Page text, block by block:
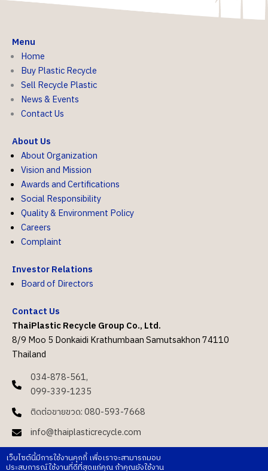
Menu
Home
Buy Plastic Recycle
Sell Recycle Plastic
News & Events
Contact Us
About Us
About Organization
Vision and Mission
Awards and Certifications
Social Responsibility
Quality & Environment Policy
Careers
Complaint
Investor Relations
Board of Directors
Contact Us
ThaiPlastic Recycle Group Co., Ltd.
8/9 Moo 5 Donkaidi Krathumbaan Samutsakhon 74110
Thailand
034-878-561,
099-339-1235
ติดต่อขายขวด: 080-593-7668
info@thaiplasticrecycle.com
Contact Sale:0993391235
sale.tpr@thaiplasticrecycle.com
เว็บไซต์นี้มีการใช้งานคุกกี้ เพื่อเราจะสามารถมอบ
ประสบการณ์ใช้งานที่ดีที่สุดแก่คุณ ถ้าคุณยังใช้งาน